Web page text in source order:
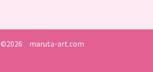
©2026 maruta-art.com